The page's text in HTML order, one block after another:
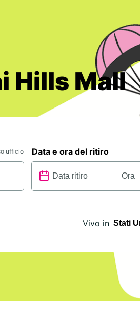
Hills Mall
ufficio Data e ora del ritiro
Vivo in